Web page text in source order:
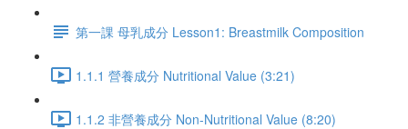
第一課 母乳成分 Lesson1: Breastmilk Composition
1.1.1 營養成分 Nutritional Value (3:21)
1.1.2 非營養成分 Non-Nutritional Value (8:20)